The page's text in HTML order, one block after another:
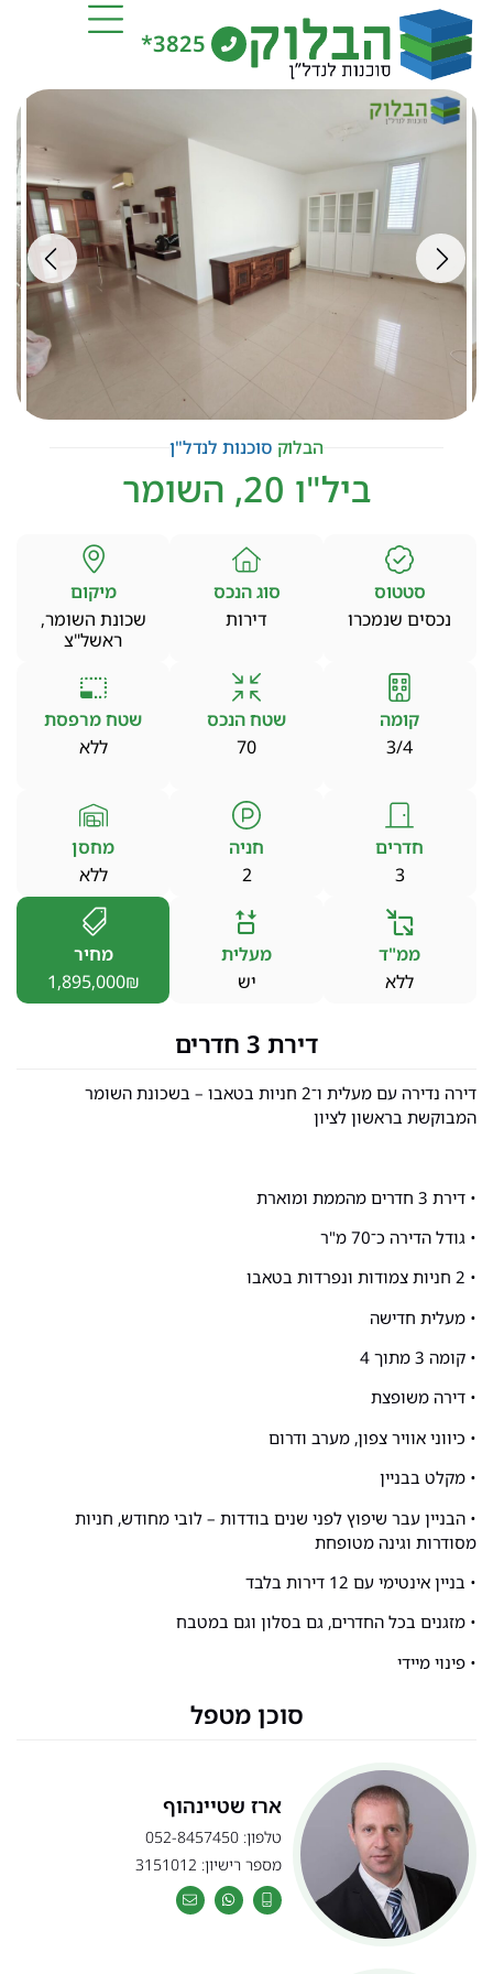
3825*
הבלוק סוכנות לנדל"ן
ביל"ו 20, השומר
סטטוס
נכסים שנמכרו
סוג הנכס
דירות
מיקום
שכונת השומר,
ראשל"צ
קומה
3/4
שטח הנכס
70
שטח מרפסת
ללא
חדרים
3
חניה
2
מחסן
ללא
ממ"ד
ללא
מעלית
יש
מחיר
1,895,000₪
דירת 3 חדרים
דירה נדירה עם מעלית ו־2 חניות בטאבו – בשכונת השומר
המבוקשת בראשון לציון
• דירת 3 חדרים מהממת ומוארת
• גודל הדירה כ־70 מ"ר
• 2 חניות צמודות ונפרדות בטאבו
• מעלית חדישה
• קומה 3 מתוך 4
• דירה משופצת
• כיווני אוויר צפון, מערב ודרום
• מקלט בבניין
• הבניין עבר שיפוץ לפני שנים בודדות – לובי מחודש, חניות
מסודרות וגינה מטופחת
• בניין אינטימי עם 12 דירות בלבד
• מזגנים בכל החדרים, גם בסלון וגם במטבח
• פינוי מיידי
סוכן מטפל
ארז שטיינהוף
טלפון: 052-8457450
מספר רישיון: 3151012